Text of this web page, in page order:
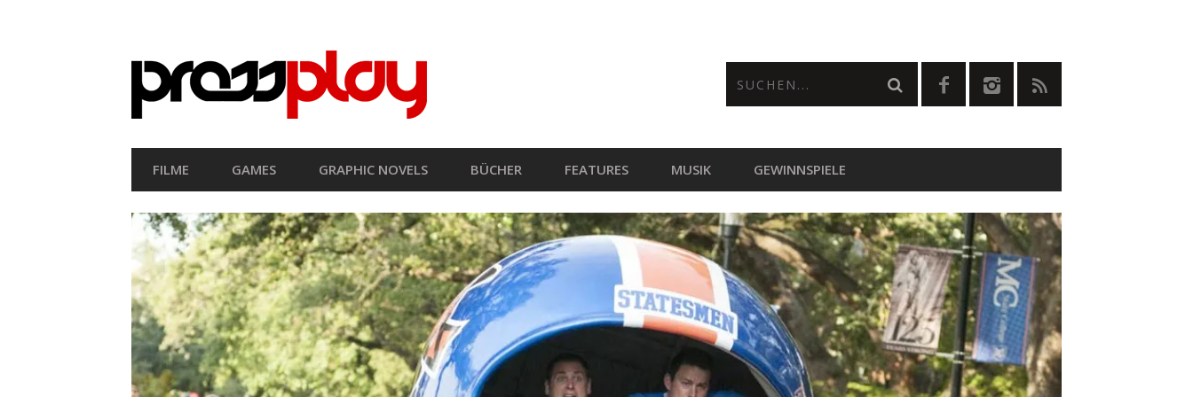
HAUPT-
NAVIGATION
FILME GAMES GRAPHIC NOVELS BÜCHER FEATURES MUSIK GEWINNSPIELE